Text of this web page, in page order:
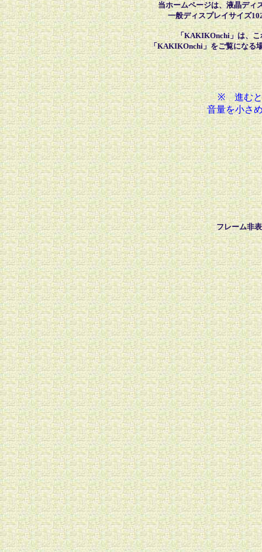
当ホームページは、液晶ディ
一般ディスプレイサイズ
「KAKIKOnchi」は、こ
「KAKIKOnchi」をご覧になる
※ 進むと
音量を小さ
フレーム非